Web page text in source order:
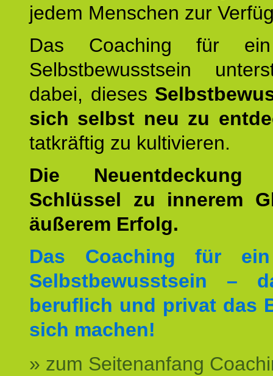
jedem Menschen zur
Das Coaching für
Selbstbewusstsein
dabei, dieses
sich selbst neu zu
tatkräftig zu kultivieren.
Die
Schlüssel zu innerem
äußerem Erfolg.
Das Coaching für
Selbstbewusstsein –
beruflich und privat das
sich machen!
» zum Seitenanfang